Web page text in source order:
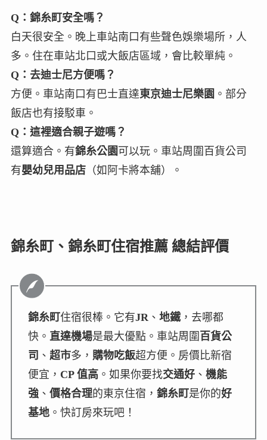
Q：錦糸町安全嗎？
白天很安全。晚上車站南口有些聲色娛樂場所，人
多。住在車站北口或大飯店區域，會比較單純。
Q：去迪士尼方便嗎？
方便。車站南口有巴士直達東京迪士尼樂園 。部分
飯店也有接駁車。
Q：這裡適合親子遊嗎？
還算適合。有錦糸公園 可以玩。車站周圍百貨公司
有嬰幼兒用品店（如阿卡將本舖）。
錦糸町、錦糸町住宿推薦 總結評價
錦糸町住宿很棒。它有JR、 地鐵，去哪都
快。 直達機場是最大優點。車站周圍 百貨公
司 、 超市多， 購物吃飯超方便。房價比新宿
便宜， CP 值高 。如果你要找交通好、 機能
強、 價格合理的東京住宿， 錦糸町是你的好
基地。快訂房來玩吧！